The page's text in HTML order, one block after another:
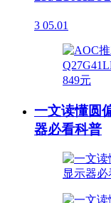
3 05.01
一文读懂圆
器必看科普